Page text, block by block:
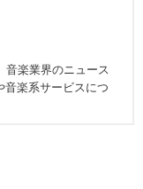
音楽業界のニュース
音楽系サービスにつ